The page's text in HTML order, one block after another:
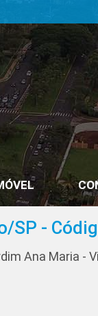
SP -
Ana Maria -